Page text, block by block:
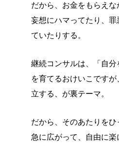
だから、お金をもらえ
妄想にハマってたり、
ていたりする。
継続コンサルは、「自分
を育てるおけいこです
立する、が裏テーマ。
だから、そのあたりを
急に広がって、自由に